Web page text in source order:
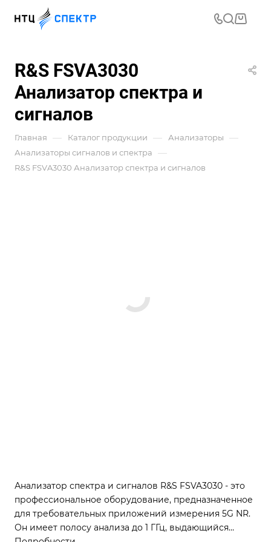
R&S FSVA3030
Анализатор спектра и
сигналов
Главная — Каталог продукции — Анализаторы —
Анализаторы сигналов и спектра —
R&S FSVA3030 Анализатор спектра и сигналов
Анализатор спектра и сигналов R&S FSVA3030 - это
профессиональное оборудование, предназначенное
для требовательных приложений измерения 5G NR.
Он имеет полосу анализа до 1 ГГц, выдающийся